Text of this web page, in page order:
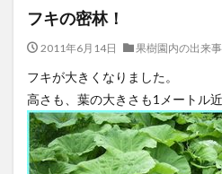
フキの密林！
2011年6月14日 果樹園内の出来
フキが大きくなりました。
高さも、葉の大きさも1メートル近